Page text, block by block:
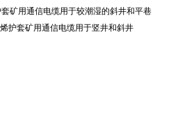
矿用通信电缆用于较潮湿的斜井和平巷
护套矿用通信电缆用于竖井和斜井